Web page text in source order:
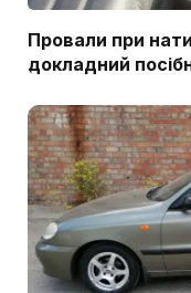
Провали при
докладний